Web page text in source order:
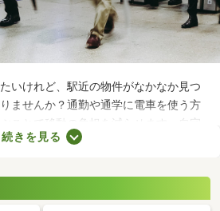
いけれど、駅近の物件がなかなか見つ
ませんか？通勤や通学に電車を使う方
ことで移動の負担を減らせます。自宅
えるので、暮らしやすさを実感できる
新築一戸建てを紹介します。
続きを見る